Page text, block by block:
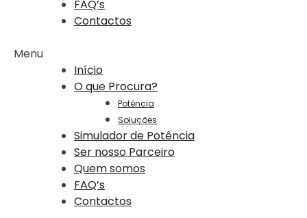
FAQ’s
Contactos
Menu
Início
O que Procura?
Potência
Soluções
Simulador de Potência
Ser nosso Parceiro
Quem somos
FAQ’s
Contactos